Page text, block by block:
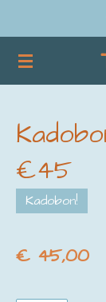
direct
naar
de
€45
Kadobon!
€ 45,00